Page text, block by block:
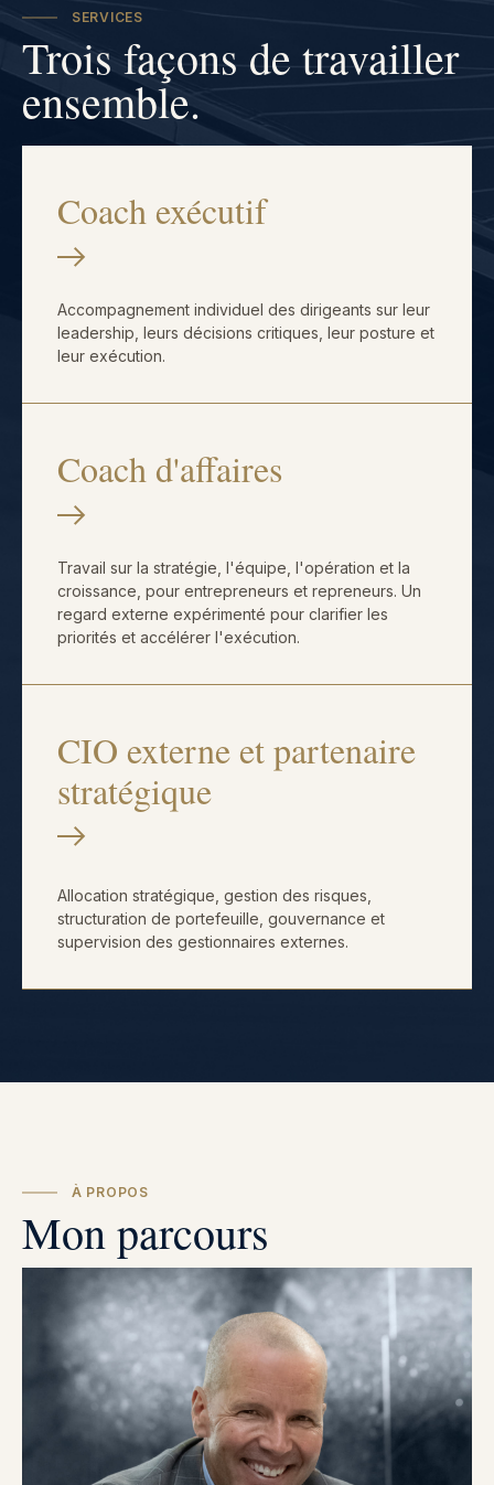
SERVICES
Trois façons de travailler
ensemble.
Coach exécutif
Accompagnement individuel des dirigeants sur leur
leadership, leurs décisions critiques, leur posture et
leur exécution.
Coach d'affaires
Travail sur la stratégie, l'équipe, l'opération et la
croissance, pour entrepreneurs et repreneurs. Un
regard externe expérimenté pour clarifier les
priorités et accélérer l'exécution.
CIO externe et partenaire
stratégique
Allocation stratégique, gestion des risques,
structuration de portefeuille, gouvernance et
supervision des gestionnaires externes.
À PROPOS
Mon parcours